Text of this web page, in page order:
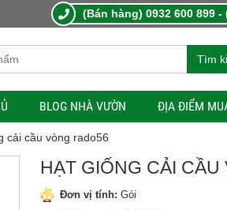
(Bán hàng) 0932 600 899
Tìm
BLOG NHÀ VƯỜN ĐỊA ĐIỂM
cải cầu vòng rado56
HẠT GIỐNG CẢI
Đơn vị tính: Gói